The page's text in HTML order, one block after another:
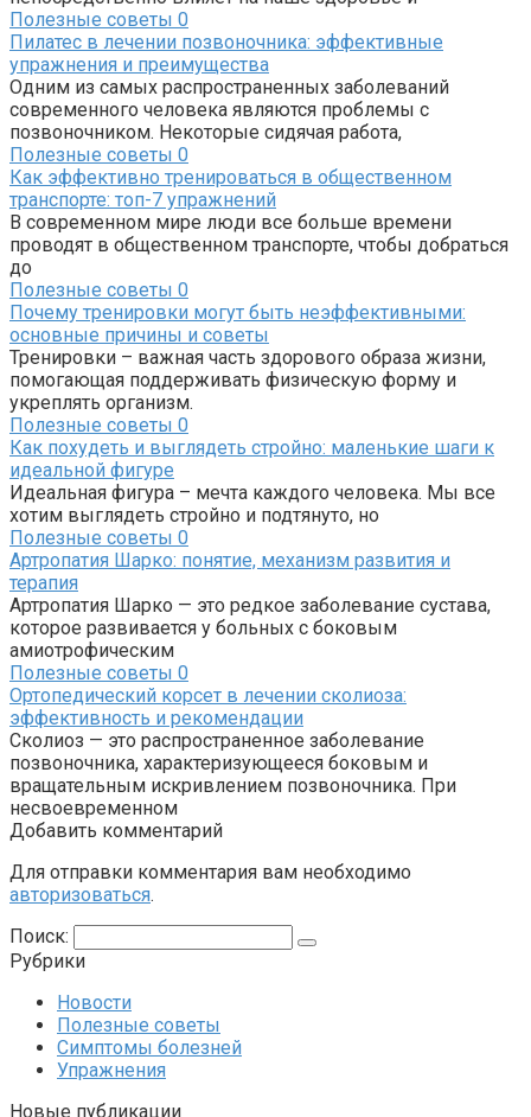
Полезные советы 0
Пилатес в лечении позвоночника: эффективные
упражнения и преимущества
Одним из самых распространенных заболеваний
современного человека являются проблемы с
позвоночником. Некоторые сидячая работа,
Полезные советы 0
Как эффективно тренироваться в общественном
транспорте: топ-7 упражнений
В современном мире люди все больше времени
проводят в общественном транспорте, чтобы добраться
до
Полезные советы 0
Почему тренировки могут быть неэффективными:
основные причины и советы
Тренировки – важная часть здорового образа жизни,
помогающая поддерживать физическую форму и
укреплять организм.
Полезные советы 0
Как похудеть и выглядеть стройно: маленькие шаги к
идеальной фигуре
Идеальная фигура – мечта каждого человека. Мы все
хотим выглядеть стройно и подтянуто, но
Полезные советы 0
Артропатия Шарко: понятие, механизм развития и
терапия
Артропатия Шарко — это редкое заболевание сустава,
которое развивается у больных с боковым
амиотрофическим
Полезные советы 0
Ортопедический корсет в лечении сколиоза:
эффективность и рекомендации
Сколиоз — это распространенное заболевание
позвоночника, характеризующееся боковым и
вращательным искривлением позвоночника. При
несвоевременном
Добавить комментарий
Для отправки комментария вам необходимо
авторизоваться.
Поиск:
Рубрики
Новости
Полезные советы
Симптомы болезней
Упражнения
Новые публикации